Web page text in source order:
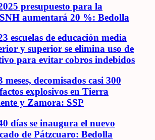
presupuesto para la
aumentará 20 %: Bedolla
escuelas de educación media
y superior se elimina uso de
para evitar cobros indebidos
meses, decomisados casi 300
explosivos en Tierra
y Zamora: SSP
días se inaugura el nuevo
de Pátzcuaro: Bedolla